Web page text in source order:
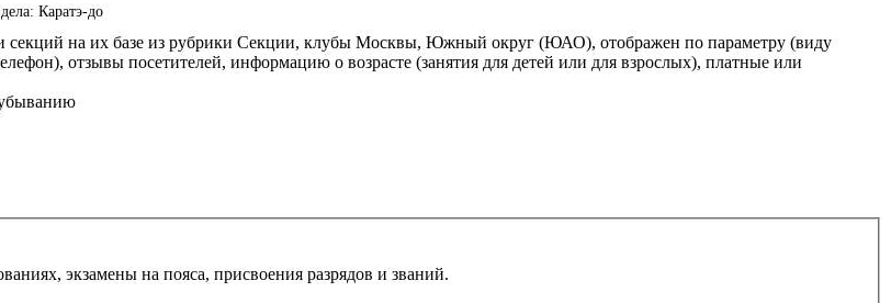
Каратэ-до
секций на их базе из рубрики Секции, клубы Москвы, Южный округ (ЮАО), отображен по параметру (виду
отзывы посетителей, информацию о возрасте (занятия для детей или для взрослых), платные или
экзамены на пояса, присвоения разрядов и званий.